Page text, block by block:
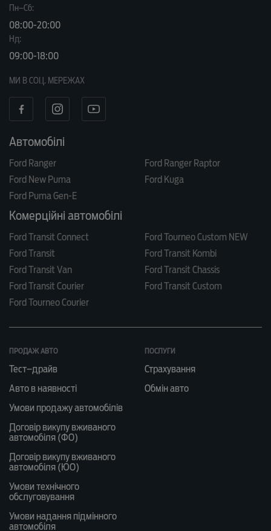
Пн–Сб:
08:00-20:00
Нд:
09:00-18:00
МИ В СОЦ. МЕРЕЖАХ
Автомобілі
Ford Ranger
Ford Ranger Raptor
Ford New Puma
Ford Kuga
Ford Puma Gen-E
Комерційні автомобілі
Ford Transit Connect
Ford Tourneo Custom NEW
Ford Transit
Ford Transit Kombi
Ford Transit Van
Ford Transit Chassis
Ford Transit Courier
Ford Transit Custom
Ford Tourneo Courier
ПРОДАЖ АВТО
Тест–драйв
Авто в наявності
Умови продажу автомобілів
Договір викупу вживаного
автомобіля (ФО)
Договір викупу вживаного
автомобіля (ЮО)
Умови технічного
обслуговування
Умови надання підмінного
автомобіля
ПОСЛУГИ
Страхування
Обмін авто